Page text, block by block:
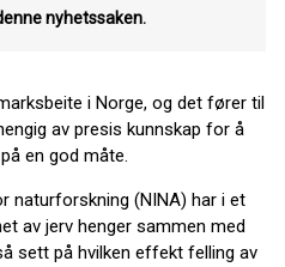
nyhetssaken.
i Norge, og det fører til
av presis kunnskap for å
en god måte.
naturforskning (NINA) har i et
av jerv henger sammen med
sett på hvilken effekt felling av